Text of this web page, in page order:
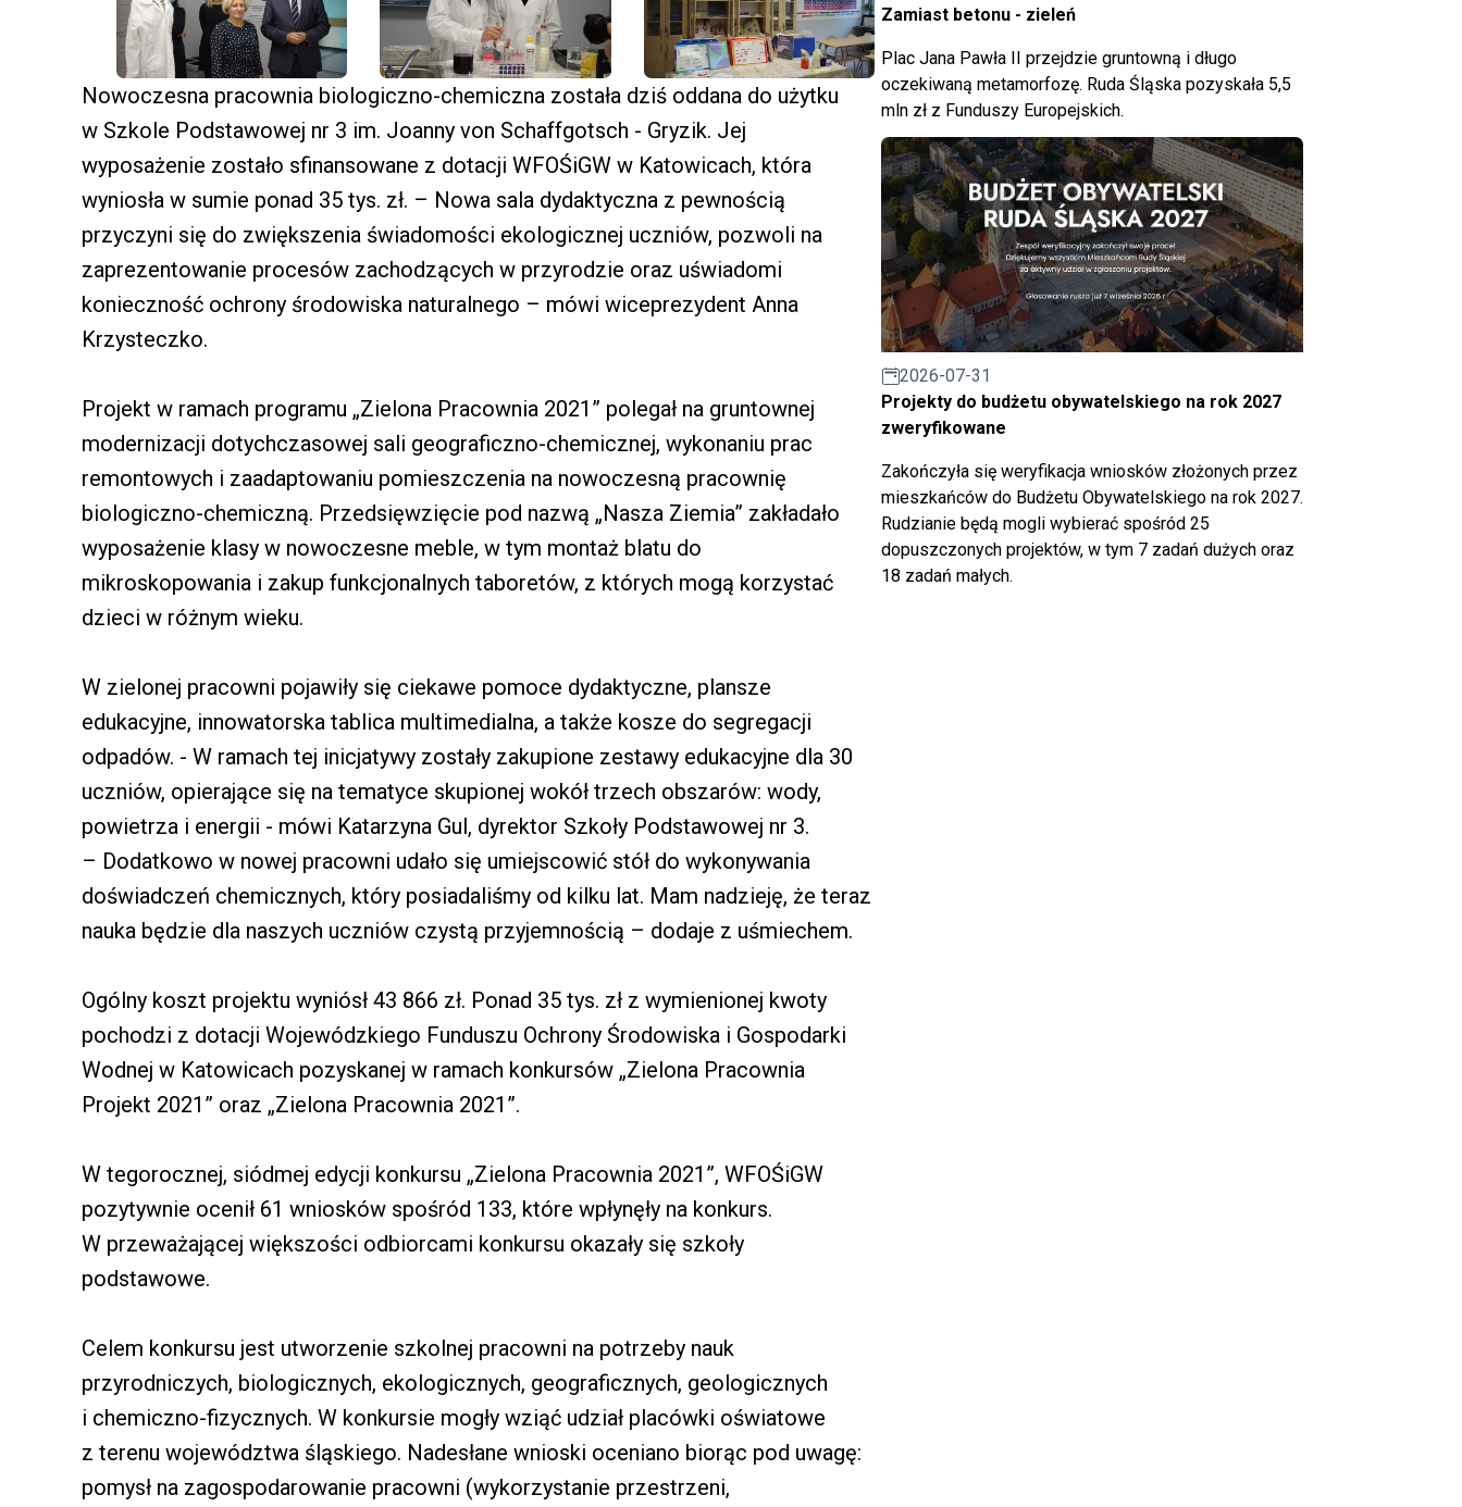
Nowoczesna pracownia biologiczno-chemiczna została dziś oddana do użytku
w Szkole Podstawowej nr 3 im. Joanny von Schaffgotsch - Gryzik. Jej
wyposażenie zostało sfinansowane z dotacji WFOŚiGW w Katowicach, która
wyniosła w sumie ponad 35 tys. zł. – Nowa sala dydaktyczna z pewnością
przyczyni się do zwiększenia świadomości ekologicznej uczniów, pozwoli na
zaprezentowanie procesów zachodzących w przyrodzie oraz uświadomi
konieczność ochrony środowiska naturalnego – mówi wiceprezydent Anna
Krzysteczko.
Projekt w ramach programu „Zielona Pracownia 2021” polegał na gruntownej
modernizacji dotychczasowej sali geograficzno-chemicznej, wykonaniu prac
remontowych i zaadaptowaniu pomieszczenia na nowoczesną pracownię
biologiczno-chemiczną. Przedsięwzięcie pod nazwą „Nasza Ziemia” zakładało
wyposażenie klasy w nowoczesne meble, w tym montaż blatu do
mikroskopowania i zakup funkcjonalnych taboretów, z których mogą korzystać
dzieci w różnym wieku.
W zielonej pracowni pojawiły się ciekawe pomoce dydaktyczne, plansze
edukacyjne, innowatorska tablica multimedialna, a także kosze do segregacji
odpadów. - W ramach tej inicjatywy zostały zakupione zestawy edukacyjne dla 30
uczniów, opierające się na tematyce skupionej wokół trzech obszarów: wody,
powietrza i energii - mówi Katarzyna Gul, dyrektor Szkoły Podstawowej nr 3.
– Dodatkowo w nowej pracowni udało się umiejscowić stół do wykonywania
doświadczeń chemicznych, który posiadaliśmy od kilku lat. Mam nadzieję, że teraz
nauka będzie dla naszych uczniów czystą przyjemnością – dodaje z uśmiechem.
Ogólny koszt projektu wyniósł 43 866 zł. Ponad 35 tys. zł z wymienionej kwoty
pochodzi z dotacji Wojewódzkiego Funduszu Ochrony Środowiska i Gospodarki
Wodnej w Katowicach pozyskanej w ramach konkursów „Zielona Pracownia
Projekt 2021” oraz „Zielona Pracownia 2021”.
W tegorocznej, siódmej edycji konkursu „Zielona Pracownia 2021”, WFOŚiGW
pozytywnie ocenił 61 wniosków spośród 133, które wpłynęły na konkurs.
W przeważającej większości odbiorcami konkursu okazały się szkoły
podstawowe.
Celem konkursu jest utworzenie szkolnej pracowni na potrzeby nauk
przyrodniczych, biologicznych, ekologicznych, geograficznych, geologicznych
i chemiczno-fizycznych. W konkursie mogły wziąć udział placówki oświatowe
z terenu województwa śląskiego. Nadesłane wnioski oceniano biorąc pod uwagę:
pomysł na zagospodarowanie pracowni (wykorzystanie przestrzeni,
Zamiast betonu - zieleń
Plac Jana Pawła II przejdzie gruntowną i długo
oczekiwaną metamorfozę. Ruda Śląska pozyskała 5,5
mln zł z Funduszy Europejskich.
2026-07-31
Projekty do budżetu obywatelskiego na rok 2027
zweryfikowane
Zakończyła się weryfikacja wniosków złożonych przez
mieszkańców do Budżetu Obywatelskiego na rok 2027.
Rudzianie będą mogli wybierać spośród 25
dopuszczonych projektów, w tym 7 zadań dużych oraz
18 zadań małych.